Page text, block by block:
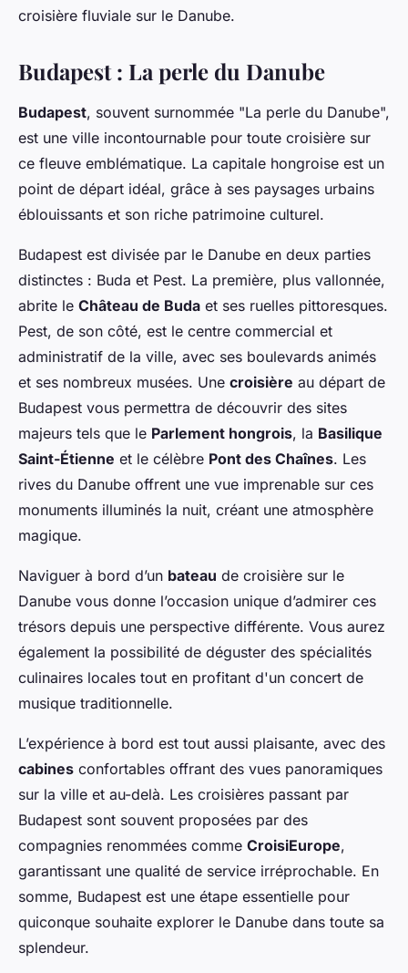
croisière fluviale sur le Danube.
Budapest : La perle du Danube
Budapest, souvent surnommée "La perle du Danube",
est une ville incontournable pour toute croisière sur
ce fleuve emblématique. La capitale hongroise est un
point de départ idéal, grâce à ses paysages urbains
éblouissants et son riche patrimoine culturel.
Budapest est divisée par le Danube en deux parties
distinctes : Buda et Pest. La première, plus vallonnée,
abrite le Château de Buda et ses ruelles pittoresques.
Pest, de son côté, est le centre commercial et
administratif de la ville, avec ses boulevards animés
et ses nombreux musées. Une croisière au départ de
Budapest vous permettra de découvrir des sites
majeurs tels que le Parlement hongrois, la Basilique
Saint-Étienne et le célèbre Pont des Chaînes. Les
rives du Danube offrent une vue imprenable sur ces
monuments illuminés la nuit, créant une atmosphère
magique.
Naviguer à bord d’un bateau de croisière sur le
Danube vous donne l’occasion unique d’admirer ces
trésors depuis une perspective différente. Vous aurez
également la possibilité de déguster des spécialités
culinaires locales tout en profitant d'un concert de
musique traditionnelle.
L’expérience à bord est tout aussi plaisante, avec des
cabines confortables offrant des vues panoramiques
sur la ville et au-delà. Les croisières passant par
Budapest sont souvent proposées par des
compagnies renommées comme CroisiEurope,
garantissant une qualité de service irréprochable. En
somme, Budapest est une étape essentielle pour
quiconque souhaite explorer le Danube dans toute sa
splendeur.